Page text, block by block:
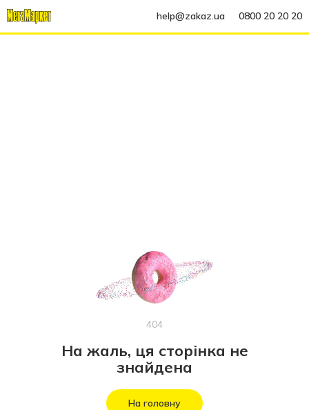
help@zakaz.ua 0800 20 20 20
404
На жаль, ця сторінка не
знайдена
На головну